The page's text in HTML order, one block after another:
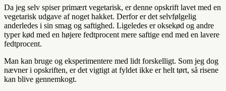
Da jeg selv spiser primært vegetarisk, er denne opskrift lavet med en
vegetarisk udgave af noget hakket. Derfor er det selvfølgelig
anderledes i sin smag og saftighed. Ligeledes er oksekød og andre
typer kød med en højere fedtprocent mere saftige end med en lavere
fedtprocent.
Man kan bruge og eksperimentere med lidt forskelligt. Som jeg dog
nævner i opskriften, er det vigtigt at fyldet ikke er helt tørt, så risene
kan blive gennemkogt.